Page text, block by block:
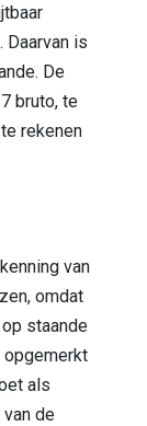
Daarvan is
De
bruto, te
rekenen
van
omdat
staande
opgemerkt
als
de